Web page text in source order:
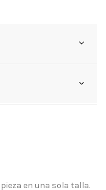
en una sola talla.